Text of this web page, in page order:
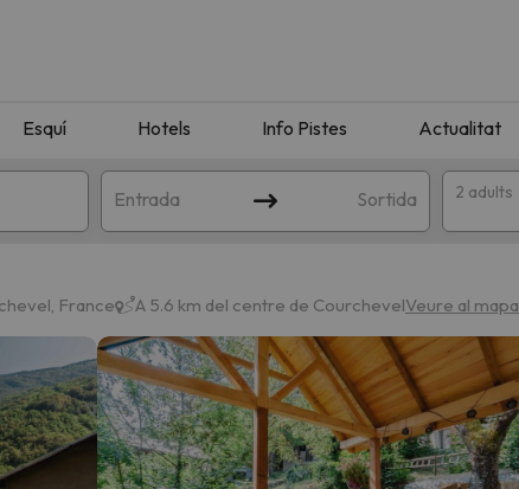
Esquí Hotels Info Pistes Actualitat
Entrada Sortida 2 adults
France A 5.6 km del centre de CourchevelVeure al mapa